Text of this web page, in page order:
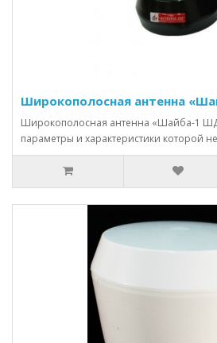
Широкополосная антенна
Широкополосная антенна «Шайба-1
параметры и характеристики которой